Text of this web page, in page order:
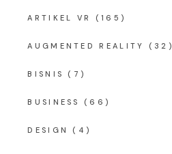
ARTIKEL VR (165)
AUGMENTED REALITY (32)
BISNIS (7)
BUSINESS (66)
DESIGN (4)